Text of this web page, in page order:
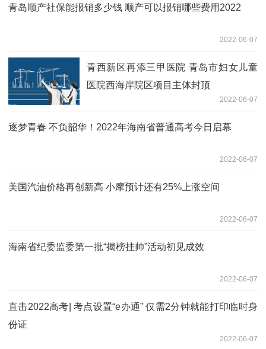
青岛顺产社保能报销多少钱 顺产可以报销哪些费用2022
2022-06-07
青西新区再添三甲医院 青岛市妇女儿童
医院西海岸院区项目主体封顶
2022-06-07
逐梦青春 不负韶华！2022年海南省普通高考今日启幕
2022-06-07
美国汽油价格再创新高 小摩预计还有25%上涨空间
2022-06-07
海南省纪委监委第一批“揭榜挂帅”活动初见成效
2022-06-07
直击2022高考| 考点设置“e办通” 仅需2分钟就能打印临时身
份证
2022-06-07